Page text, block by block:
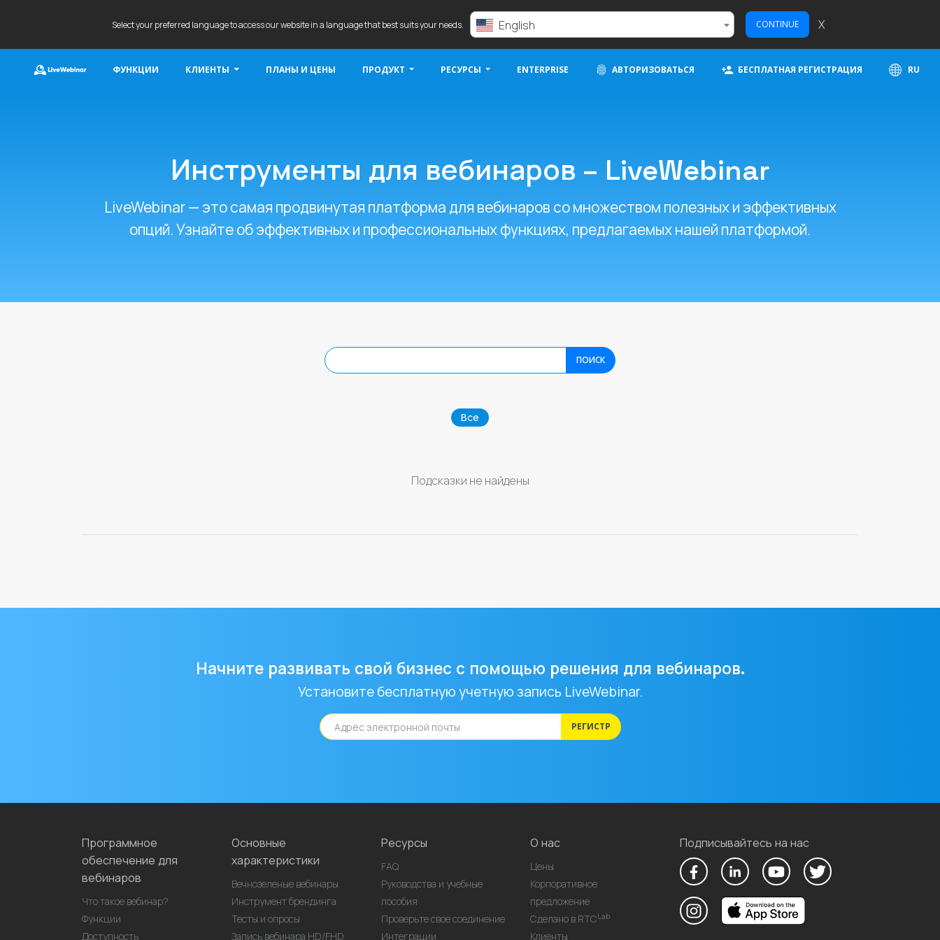
Select your preferred language to access our website in a language that best suits your needs. English CONTINUE X
ФУНКЦИИ КЛИЕНТЫ ПЛАНЫ И ЦЕНЫ ПРОДУКТ РЕСУРСЫ ENTERPRISE АВТОРИЗОВАТЬСЯ БЕСПЛАТНАЯ РЕГИСТРАЦИЯ RU
Инструменты для вебинаров – LiveWebinar
LiveWebinar — это самая продвинутая платформа для вебинаров со множеством полезных и эффективных
опций. Узнайте об эффективных и профессиональных функциях, предлагаемых нашей платформой.
ПОИСК
Все
Подсказки не найдены
Начните развивать свой бизнес с помощью решения для вебинаров.
Установите бесплатную учетную запись LiveWebinar.
РЕГИСТР
Программное
обеспечение для
вебинаров
Что такое вебинар?
Функции
Доступность
Основные
характеристики
Вечнозеленые вебинары
Инструмент брендинга
Тесты и опросы
Запись вебинара HD/FHD
Ресурсы
FAQ
Руководства и учебные
пособия
Проверьте свое соединение
Интеграции
О нас
Цены
Корпоративное
предложение
Сделано в RTCLab
Клиенты
Подписывайтесь на нас